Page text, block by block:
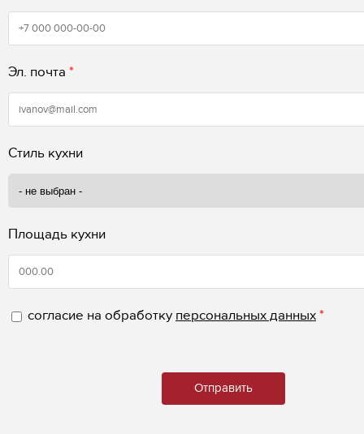
Эл. почта *
Стиль кухни
Площадь кухни
согласие на обработку персональных данных*